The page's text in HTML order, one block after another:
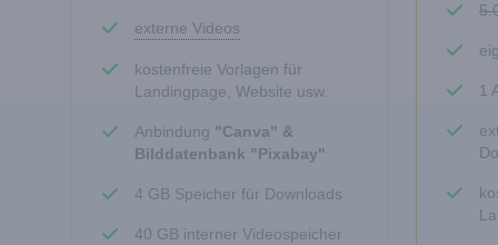
externe Videos
kostenfreie Vorlagen für
Landingpage, Website usw.
Anbindung "Canva" &
Bilddatenbank "Pixabay"
4 GB Speicher für Downloads
40 GB interner Videospeicher
1